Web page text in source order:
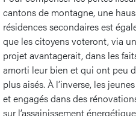
cantons de montagne, une
résidences secondaires est
que les citoyens voteront, via
projet avantagerait, dans les
amorti leur bien et qui ont peu
plus aisés. À l’inverse, les
et engagés dans des
sur l’assainissement